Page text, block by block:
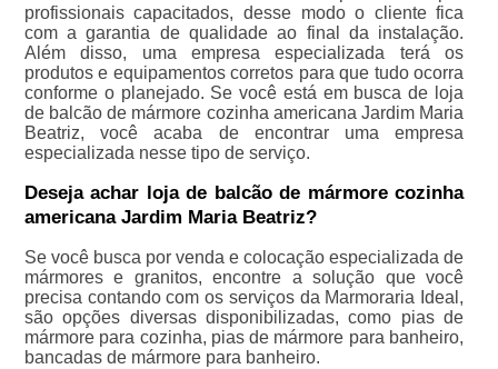
profissionais capacitados, desse modo o cliente fica
com a garantia de qualidade ao final da instalação.
Além disso, uma empresa especializada terá os
produtos e equipamentos corretos para que tudo ocorra
conforme o planejado. Se você está em busca de loja
de balcão de mármore cozinha americana Jardim Maria
Beatriz, você acaba de encontrar uma empresa
especializada nesse tipo de serviço.
Deseja achar loja de balcão de mármore cozinha
americana Jardim Maria Beatriz?
Se você busca por venda e colocação especializada de
mármores e granitos, encontre a solução que você
precisa contando com os serviços da Marmoraria Ideal,
são opções diversas disponibilizadas, como pias de
mármore para cozinha, pias de mármore para banheiro,
bancadas de mármore para banheiro.